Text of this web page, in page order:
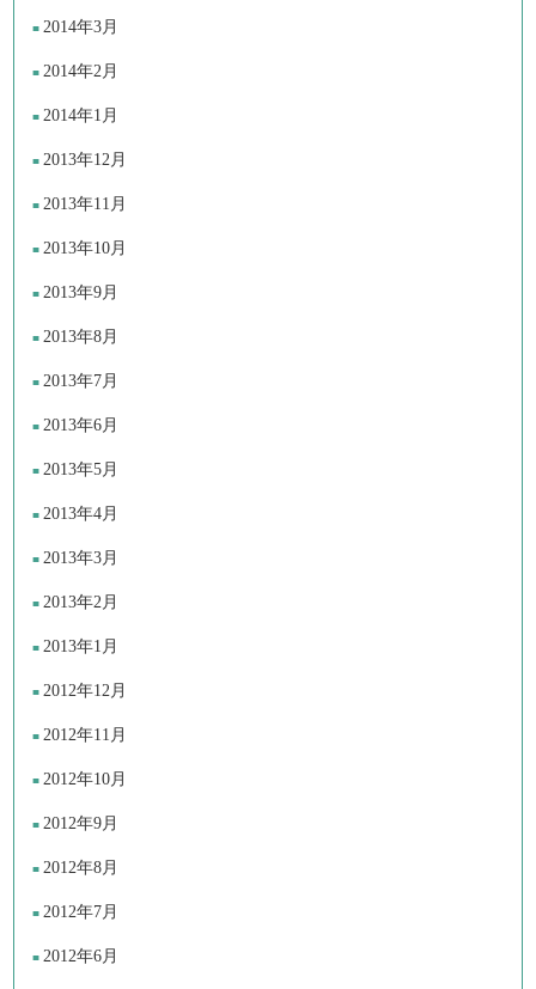
2014年3月
2014年2月
2014年1月
2013年12月
2013年11月
2013年10月
2013年9月
2013年8月
2013年7月
2013年6月
2013年5月
2013年4月
2013年3月
2013年2月
2013年1月
2012年12月
2012年11月
2012年10月
2012年9月
2012年8月
2012年7月
2012年6月